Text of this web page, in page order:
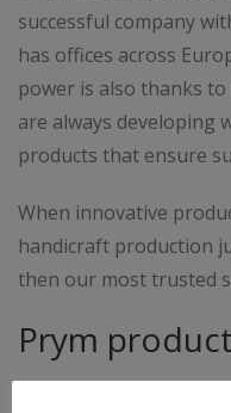
successful company
has offices across
power is also thanks
are always developing
products that ensure
When innovative
handicraft production
then our most trusted
Prym